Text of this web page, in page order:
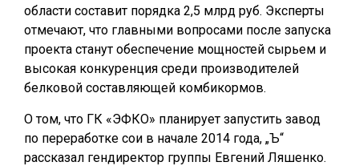
области составит порядка 2,5 млрд руб. Эксперты
отмечают, что главными вопросами после запуска
проекта станут обеспечение мощностей сырьем и
высокая конкуренция среди производителей
белковой составляющей комбикормов.
О том, что ГК «ЭФКО» планирует запустить завод
по переработке сои в начале 2014 года, „Ъ“
рассказал гендиректор группы Евгений Ляшенко.